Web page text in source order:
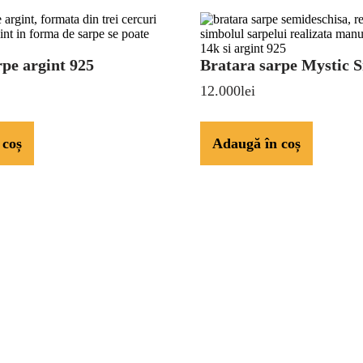
argint 925
Bratara
Mystic
Bratara sarpe Mystic
12.000lei
Adaugă în coș